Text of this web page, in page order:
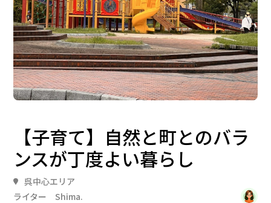
【子育て】自然と町とのバラ
ンスが丁度よい暮らし
呉中心エリア
ライター Shima.